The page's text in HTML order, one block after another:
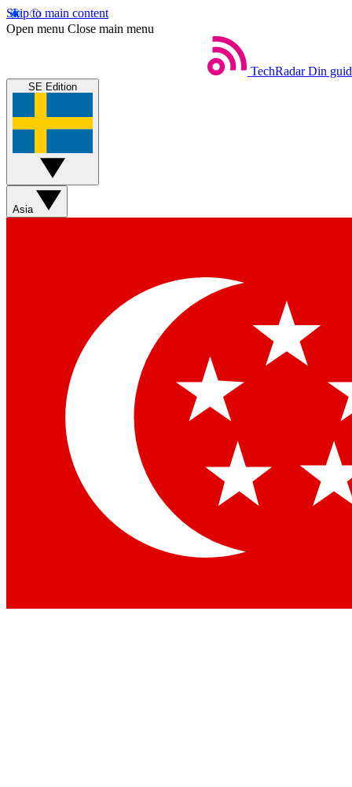
Skip to main content
Open menu Close main menu
TechRadar Din
SE Edition
Asia